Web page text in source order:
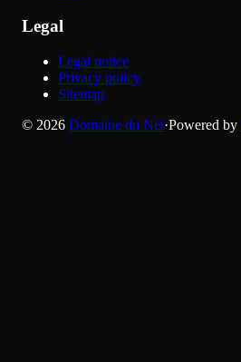
Legal
Legal notice
Privacy policy
Sitemap
© 2026 Domaine du Net·Powered by